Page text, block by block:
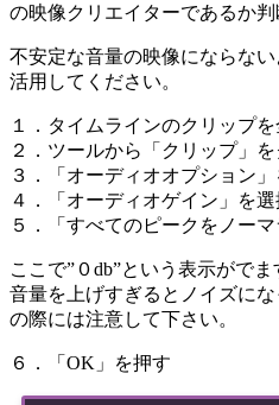
の映像クリエイターであるか判
不安定な音量の映像にならな
活用してください。
１．タイムラインのクリップ
２．ツールから「クリップ」
３．「オーディオオプション
４．「オーディオゲイン」を選
５．「すべてのピークをノー
ここで”０db”という表示がでま
音量を上げすぎるとノイズに
の際には注意して下さい。
６．「OK」を押す